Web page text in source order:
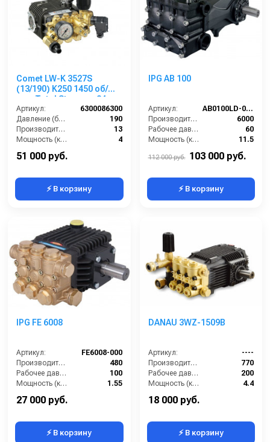
Comet LW-K 3527S
(13/190) K250 1450 об/
мин Total Stop вал 24мм
Артикул:
6300086300
Давление (бар):
190
Производительность (л/мин):
13
Мощность (кВт):
4
51 000 руб.
⚡ В корзину
IPG AB 100
Артикул:
AB0100LD-000
Производительность (л/ч):
6000
Рабочее давление (бар):
60
Мощность (кВт):
11.5
112 000 руб. 103 000 руб.
⚡ В корзину
IPG FE 6008
Артикул:
FE6008-000
Производительность (л/ч):
480
Рабочее давление (бар):
100
Мощность (кВт):
1.55
Обороты двигателя (об/мин):
27 000 руб.
⚡ В корзину
DANAU 3WZ-1509B
Артикул:
----
Производительность (л/ч):
770
Рабочее давление (бар):
200
Мощность (кВт):
4.4
18 000 руб.
⚡ В корзину